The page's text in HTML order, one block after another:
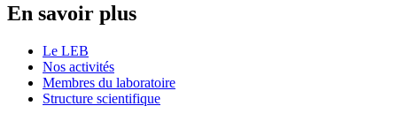
En savoir plus
Le LEB
Nos activités
Membres du laboratoire
Structure scientifique